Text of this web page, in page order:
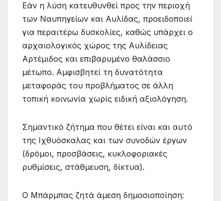
Εάν η λύση κατευθυνθεί προς την περιοχή
των Ναυπηγείων και Αυλίδας, προειδοποιεί
για περαιτέρω δυσκολίες, καθώς υπάρχει ο
αρχαιολογικός χώρος της Αυλίδειας
Αρτέμιδος και επιβαρυμένο θαλάσσιο
μέτωπο. Αμφισβητεί τη δυνατότητα
μεταφοράς του προβλήματος σε άλλη
τοπική κοινωνία χωρίς ειδική αξιολόγηση.
Σημαντικό ζήτημα που θέτει είναι και αυτό
της Ιχθυόσκαλας και των συνοδών έργων
(δρόμοι, προσβάσεις, κυκλοφοριακές
ρυθμίσεις, στάθμευση, δίκτυα).
Ο Μπάρμπας ζητά άμεση δημοσιοποίηση: